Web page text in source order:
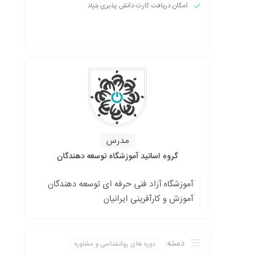
امکان دریافت کارت دانش پذیری بنیاد
مدرس
گروه اساتید آموزشگاه توسعه دهندگان
آموزشگاه آزاد فنی حرفه ای توسعه دهندگان
آموزش و کارآفرینی ایرانیان
دسته: دوره های روانشناسی و مشاوره